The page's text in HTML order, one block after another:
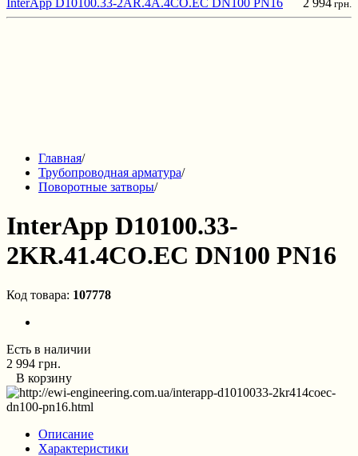
InterApp D10100.33-2AR.4A.4CO.EC DN100 PN16 2 994 грн.
Главная/
Трубопроводная арматура/
Поворотные затворы/
InterApp D10100.33-
2KR.41.4CO.EC DN100 PN16
Код товара: 107778
Есть в наличии
2 994 грн.
В корзину
Описание
Характеристики